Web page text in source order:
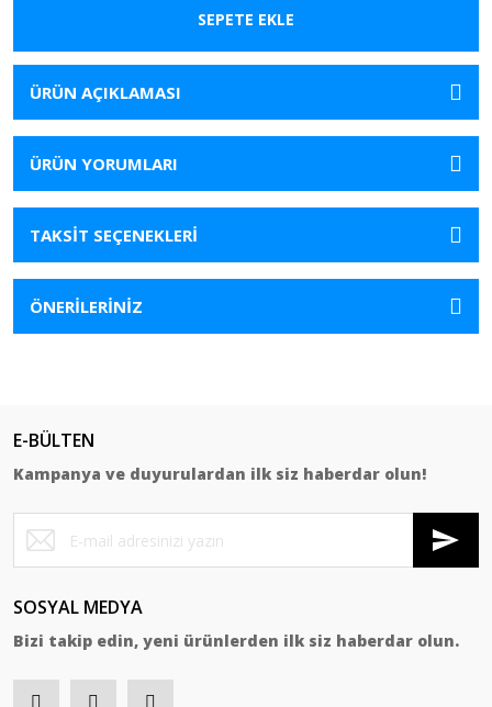
SEPETE EKLE
ÜRÜN AÇIKLAMASI
ÜRÜN YORUMLARI
TAKSİT SEÇENEKLERİ
ÖNERİLERİNİZ
E-BÜLTEN
Kampanya ve duyurulardan ilk siz haberdar olun!
SOSYAL MEDYA
Bizi takip edin, yeni ürünlerden ilk siz haberdar olun.